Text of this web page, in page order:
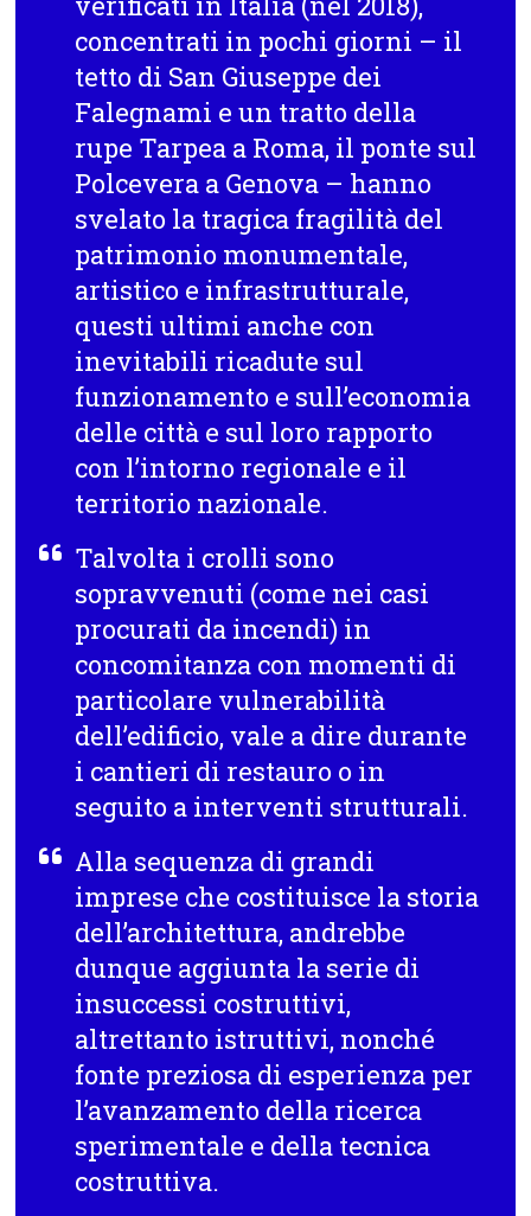
concentrati in pochi giorni – il
tetto di San Giuseppe dei
Falegnami e un tratto della
rupe Tarpea a Roma, il ponte sul
Polcevera a Genova – hanno
svelato la tragica fragilità del
patrimonio monumentale,
artistico e infrastrutturale,
questi ultimi anche con
inevitabili ricadute sul
funzionamento e sull’economia
delle città e sul loro rapporto
con l’intorno regionale e il
territorio nazionale.
Talvolta i crolli sono
sopravvenuti (come nei casi
procurati da incendi) in
concomitanza con momenti di
particolare vulnerabilità
dell’edificio, vale a dire durante
i cantieri di restauro o in
seguito a interventi strutturali.
Alla sequenza di grandi
imprese che costituisce la storia
dell’architettura, andrebbe
dunque aggiunta la serie di
insuccessi costruttivi,
altrettanto istruttivi, nonché
fonte preziosa di esperienza per
l’avanzamento della ricerca
sperimentale e della tecnica
costruttiva.